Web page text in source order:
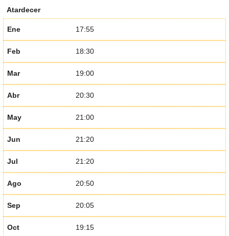
Atardecer
Ene 17:55
Feb 18:30
Mar 19:00
Abr 20:30
May 21:00
Jun 21:20
Jul 21:20
Ago 20:50
Sep 20:05
Oct 19:15